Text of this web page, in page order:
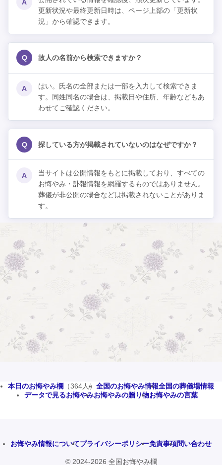
A
更新状況や最終更新日時は、ページ上部の「更新状
況」から確認できます。
Q 故人の名前から検索できますか？
A
はい。氏名の全部または一部を入力して検索できま
す。同姓同名の場合は、掲載日や住所、年齢などもあ
わせてご確認ください。
Q 探している方が掲載されていないのはなぜですか？
A
当サイトは公開情報をもとに掲載しており、すべての
お悔やみ・訃報情報を網羅するものではありません。
葬儀が非公開の場合などは掲載されないことがありま
す。
本日のお悔やみ欄 （364人） 全国のお悔やみ情報全国の葬儀場情報
データで見るお悔やみお悔やみの贈り物お悔やみの言葉
お悔やみ情報についてプライバシーポリシー免責事項問い合わせ
© 2024-2026 全国お悔やみ欄